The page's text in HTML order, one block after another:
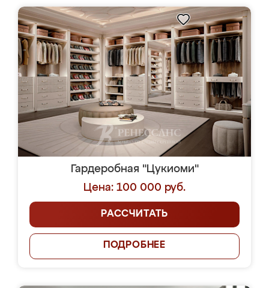
Гардеробная "Цукиоми"
Цена: 100 000 руб.
РАССЧИТАТЬ
ПОДРОБНЕЕ